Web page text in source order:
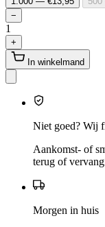
−
1
+
In winkelmand
Niet goed? Wij
Aankomst- of
terug of
Morgen in huis